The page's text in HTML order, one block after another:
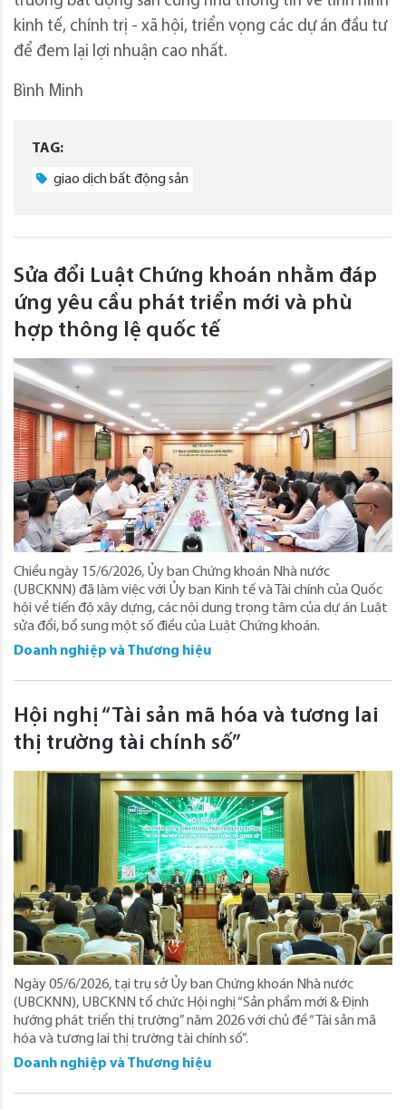
kinh tế, chính trị - xã hội, triển vọng các dự án đầu tư
để đem lại lợi nhuận cao nhất.
Bình Minh
TAG:
giao dịch bất động sản
Sửa đổi Luật Chứng khoán nhằm đáp
ứng yêu cầu phát triển mới và phù
hợp thông lệ quốc tế
Chiều ngày 15/6/2026, Ủy ban Chứng khoán Nhà nước
(UBCKNN) đã làm việc với Ủy ban Kinh tế và Tài chính của Quốc
hội về tiến độ xây dựng, các nội dung trọng tâm của dự án Luật
sửa đổi, bổ sung một số điều của Luật Chứng khoán.
Doanh nghiệp và Thương hiệu
Hội nghị “Tài sản mã hóa và tương lai
thị trường tài chính số”
Ngày 05/6/2026, tại trụ sở Ủy ban Chứng khoán Nhà nước
(UBCKNN), UBCKNN tổ chức Hội nghị “Sản phẩm mới & Định
hướng phát triển thị trường” năm 2026 với chủ đề “Tài sản mã
hóa và tương lai thị trường tài chính số”.
Doanh nghiệp và Thương hiệu